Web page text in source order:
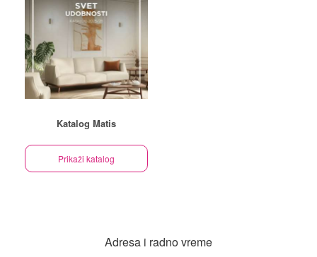
Katalog Matis
Prikaži katalog
Adresa i radno vreme